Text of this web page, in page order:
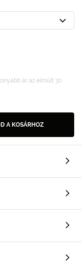
ár az elmúlt 30
A KOSÁRHOZ